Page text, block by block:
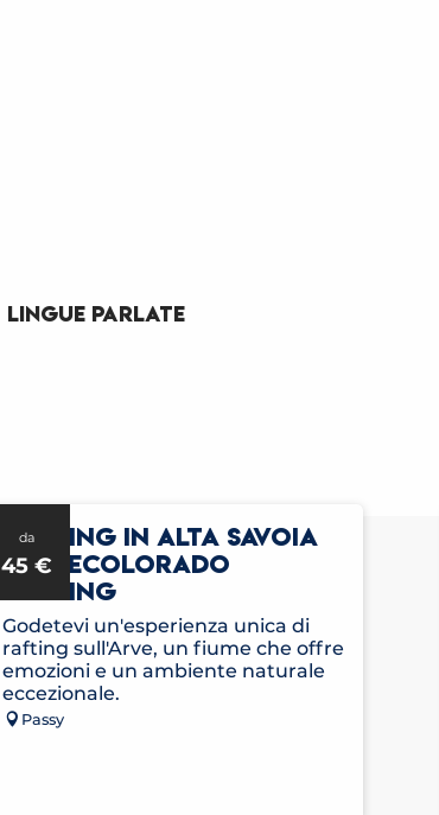
Lingue parlate
Lingue parlate
da
45 €
RAFTING IN ALTA SAVOIA
CON ECOLORADO
RAFTING
Godetevi un'esperienza unica di
rafting sull'Arve, un fiume che offre
emozioni e un ambiente naturale
eccezionale.
Passy